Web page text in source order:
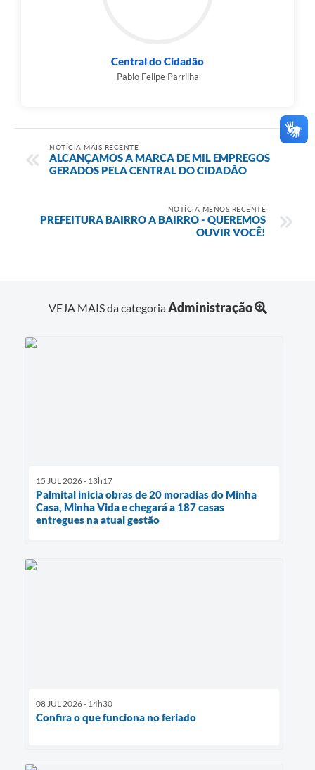
Central do Cidadão
Pablo Felipe Parrilha
NOTÍCIA MAIS RECENTE
ALCANÇAMOS A MARCA DE MIL EMPREGOS
GERADOS PELA CENTRAL DO CIDADÃO
NOTÍCIA MENOS RECENTE
PREFEITURA BAIRRO A BAIRRO - QUEREMOS
OUVIR VOCÊ!
VEJA MAIS da categoriaAdministração
15 JUL 2026 - 13h17
Palmital inicia obras de 20 moradias do Minha
Casa, Minha Vida e chegará a 187 casas
entregues na atual gestão
08 JUL 2026 - 14h30
Confira o que funciona no feriado